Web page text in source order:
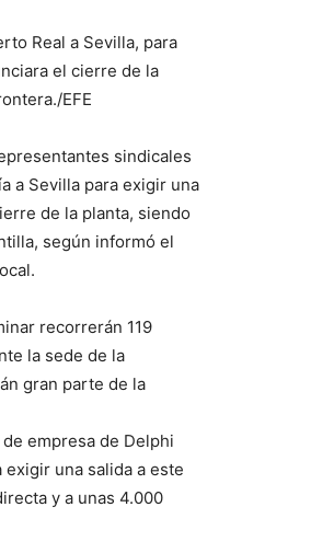
Real a Sevilla, para
el cierre de la
EFE
sindicales
a Sevilla para exigir una
de la planta, siendo
según informó el
recorrerán 119
la sede de la
gran parte de la
empresa de Delphi
una salida a este
y a unas 4.000